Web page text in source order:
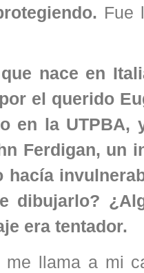
Fue
nace en
el querido
en la
Ferdigan, un
hacía
dibujarlo?
era tentador.
llama a mi